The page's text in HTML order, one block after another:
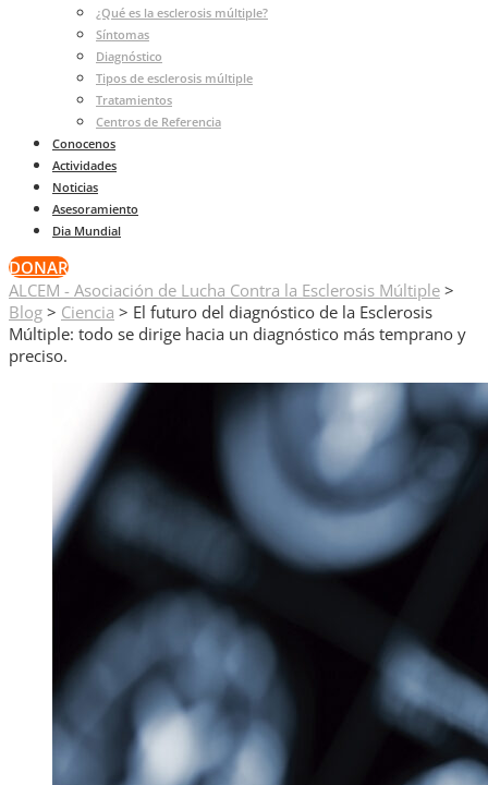
¿Qué es la esclerosis múltiple?
Síntomas
Diagnóstico
Tipos de esclerosis múltiple
Tratamientos
Centros de Referencia
Conocenos
Actividades
Noticias
Asesoramiento
Dia Mundial
DONAR
ALCEM - Asociación de Lucha Contra la Esclerosis Múltiple >
Blog > Ciencia > El futuro del diagnóstico de la Esclerosis
Múltiple: todo se dirige hacia un diagnóstico más temprano y
preciso.